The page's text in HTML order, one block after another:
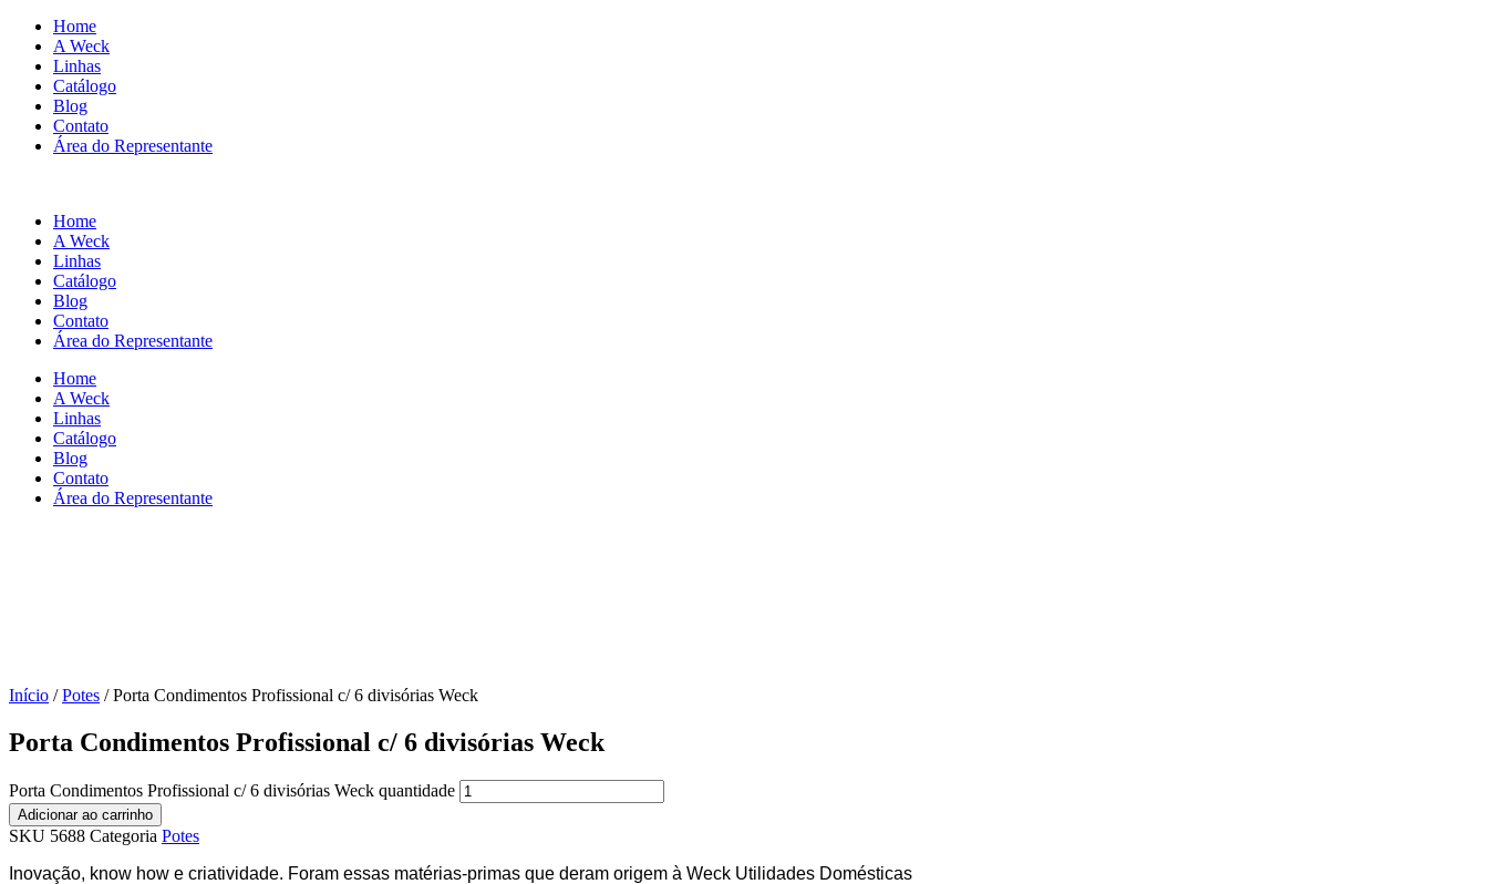
Home
A Weck
Linhas
Catálogo
Blog
Contato
Área do Representante
Home
A Weck
Linhas
Catálogo
Blog
Contato
Área do Representante
Home
A Weck
Linhas
Catálogo
Blog
Contato
Área do Representante
Início /Potes / Porta Condimentos Profissional c/ 6 divisórias Weck
Porta Condimentos Profissional c/ 6 divisórias Weck
Porta Condimentos Profissional c/ 6 divisórias Weck quantidade
Adicionar ao carrinho
SKU 5688 Categoria Potes
Inovação, know how e criatividade. Foram essas matérias-primas que deram origem à Weck Utilidades Domésticas